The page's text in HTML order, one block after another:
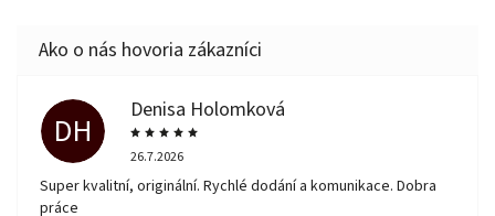
DH
Denisa Holomková
26.7.2026
Super kvalitní, originální. Rychlé dodání a komunikace. Dobra
práce